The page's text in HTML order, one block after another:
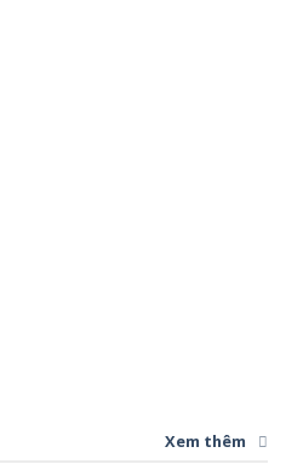
Xem thêm